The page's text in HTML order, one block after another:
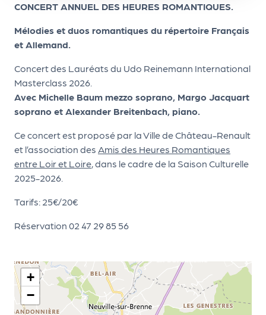
CONCERT ANNUEL DES HEURES ROMANTIQUES.
Mélodies et duos romantiques du répertoire Français
et Allemand.
Concert des Lauréats du Udo Reinemann International
Masterclass 2026.
Avec Michelle Baum mezzo soprano, Margo Jacquart
soprano et Alexander Breitenbach, piano.
Ce concert est proposé par la Ville de Château-Renault
et l’association des Amis des Heures Romantiques
entre Loir et Loire, dans le cadre de la Saison Culturelle
2025-2026.
Tarifs: 25€/20€
Réservation 02 47 29 85 56
+
−
vr
e
le
PR
O
G!
N
os
se
rvi
ce
s
L
e
k